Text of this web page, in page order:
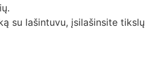
su lašintuvu, įsilašinsite tikslų